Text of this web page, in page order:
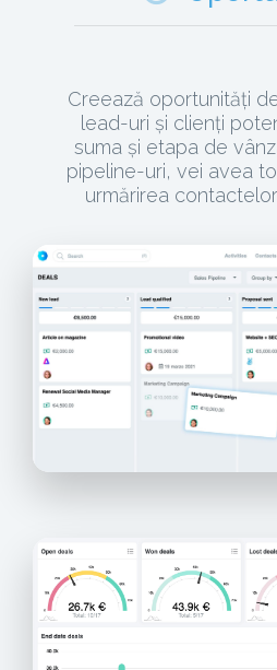
Creează oportunități
lead-uri și clienți
suma și etapa de
pipeline-uri, vei avea
urmărirea